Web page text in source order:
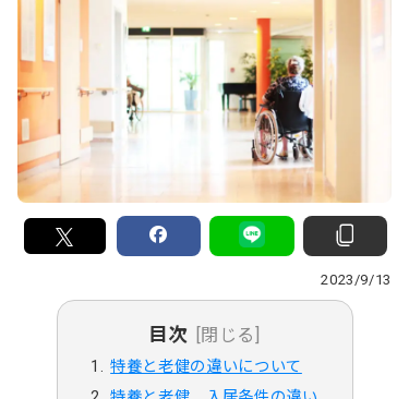
2023/9/13
目次 [閉じる]
特養と老健の違いについて